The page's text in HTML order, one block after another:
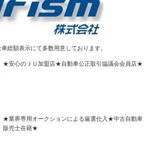
総額表示にて多数用意しております。
★安心のＪＵ加盟店★自動車公正取引協議会会員店★
★業界専用オークションによる厳選仕入★中古自動車
販売士在籍★